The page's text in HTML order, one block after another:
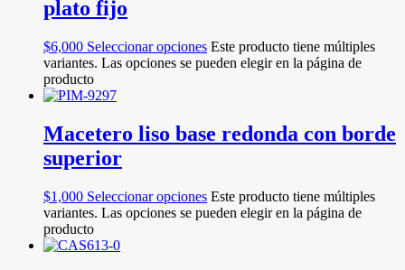
plato fijo
$6,000 Seleccionar opciones Este producto tiene múltiples
variantes. Las opciones se pueden elegir en la página de
producto
Macetero liso base redonda con borde
superior
$1,000 Seleccionar opciones Este producto tiene múltiples
variantes. Las opciones se pueden elegir en la página de
producto